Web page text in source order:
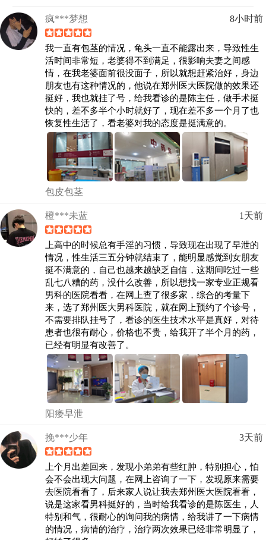
疯***梦想 8小时前
我一直有包茎的情况，龟头一直不能露出来，导致性生
活时间非常短，老婆得不到满足，很影响夫妻之间感
情，在我老婆面前很没面子，所以就想赶紧治好，身边
朋友也有这种情况的，他说在郑州医大医院做的效果还
挺好，我也就挂了号，给我看诊的是陈主任，做手术挺
快的，差不多半个小时就好了，现在差不多一个月了也
恢复性生活了，看老婆对我的态度是挺满意的。
包皮包茎
橙***未蓝 1天前
上高中的时候总有手淫的习惯，导致现在出现了早泄的
情况，性生活三五分钟就结束了，能明显感觉到女朋友
挺不满意的，自己也越来越缺乏自信，这期间吃过一些
乱七八糟的药，没什么改善，所以想找一家专业正规看
男科的医院看看，在网上查了很多家，综合的考量下
来，选了郑州医大男科医院，就在网上预约了个诊号，
不需要排队挂号了，看诊的医生技术水平是真好，对待
患者也很有耐心，价格也不贵，给我开了半个月的药，
已经有明显有改善了。
阳痿早泄
挽***少年 3天前
上个月出差回来，发现小弟弟有些红肿，特别担心，怕
会不会出现大问题，在网上咨询了一下，发现原来需要
去医院看看了，后来家人说让我去郑州医大医院看看，
说是这家看男科挺好的，当时给我看诊的是陈医生，人
特别和气，很耐心的询问我的病情，给我讲了一下病情
的情况，病情的治疗，治疗两次效果已经非常明显了，